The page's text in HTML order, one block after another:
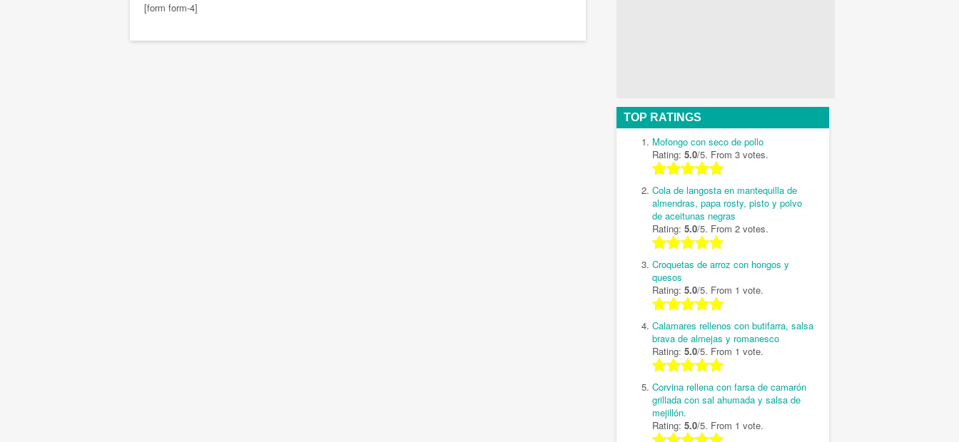
Submit Rating
[form form-4]
TOP RATINGS
Mofongo con seco de pollo
Rating:5.0/5. From 3 votes.
Cola de langosta en mantequilla de
almendras, papa rosty, pisto y polvo
de aceitunas negras
Rating:5.0/5. From 2 votes.
Croquetas de arroz con hongos y
quesos
Rating:5.0/5. From 1 vote.
Calamares rellenos con butifarra, salsa
brava de almejas y romanesco
Rating:5.0/5. From 1 vote.
Corvina rellena con farsa de camarón
grillada con sal ahumada y salsa de
mejillón.
Rating:5.0/5. From 1 vote.